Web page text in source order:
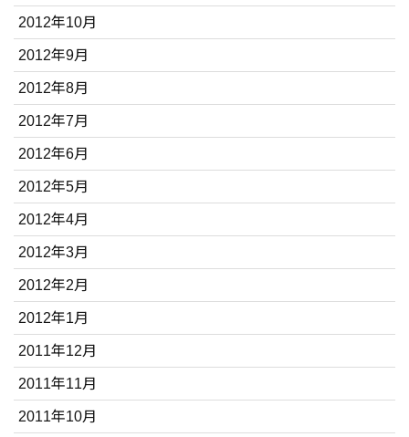
2012年10月
2012年9月
2012年8月
2012年7月
2012年6月
2012年5月
2012年4月
2012年3月
2012年2月
2012年1月
2011年12月
2011年11月
2011年10月